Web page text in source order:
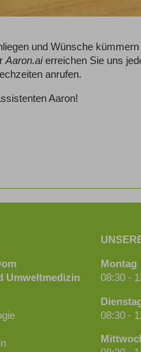
und Wünsche
Aaron.aierreichen Sie uns
anrufen.
Aaron!
Umweltmedizin
Montag
08:30 -
08:30 -